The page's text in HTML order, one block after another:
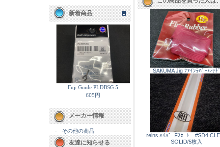
新着商品
Fuji Guide PLDBSG 5
605円
メーカー情報
- その他の商品
友達に知らせる
SAKUMA Jig ﾌｧｲﾝﾗﾊﾞｰ/ﾚｯﾄ
reins ﾊｲﾊﾟｰFｽｶｰﾄ #SD4
SOLID/5枚入